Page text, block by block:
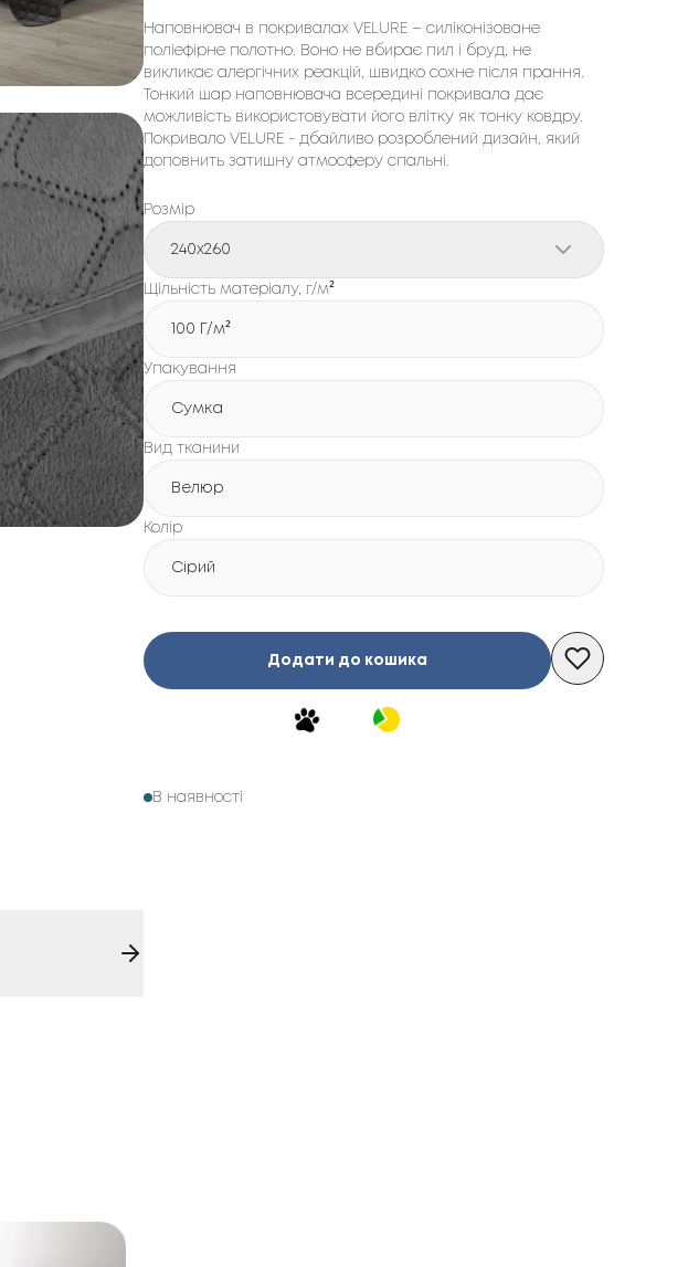
Наповнювач в покривалах VELURE – силіконізоване
поліефірне полотно. Воно не вбирає пил і бруд, не
викликає алергічних реакцій, швидко сохне після прання.
Тонкий шар наповнювача всередині покривала дає
можливість використовувати його влітку як тонку ковдру.
Покривало VELURE - дбайливо розроблений дизайн, який
доповнить затишну атмосферу спальні.
Розмір
240x260
Щільність матеріалу, г/м²
100 Г/м²
Упакування
Сумка
Вид тканини
Велюр
Колір
Сірий
Додати до кошика
В наявності